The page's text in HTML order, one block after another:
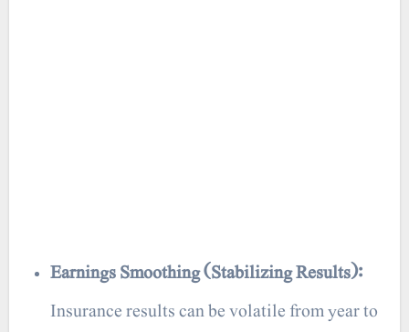
Earnings Smoothing (Stabilizing Results):
Insurance results can be volatile from year to